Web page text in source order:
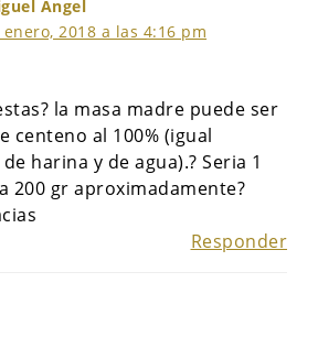
Angel
enero, 2018 a las 4:16 pm
la masa madre puede ser
centeno al 100% (igual
harina y de agua).? Seria 1
200 gr aproximadamente?
Responder